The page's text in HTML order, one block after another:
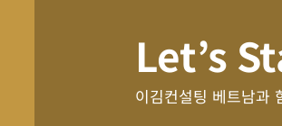
Let’s
이김컨설팅 베트남과